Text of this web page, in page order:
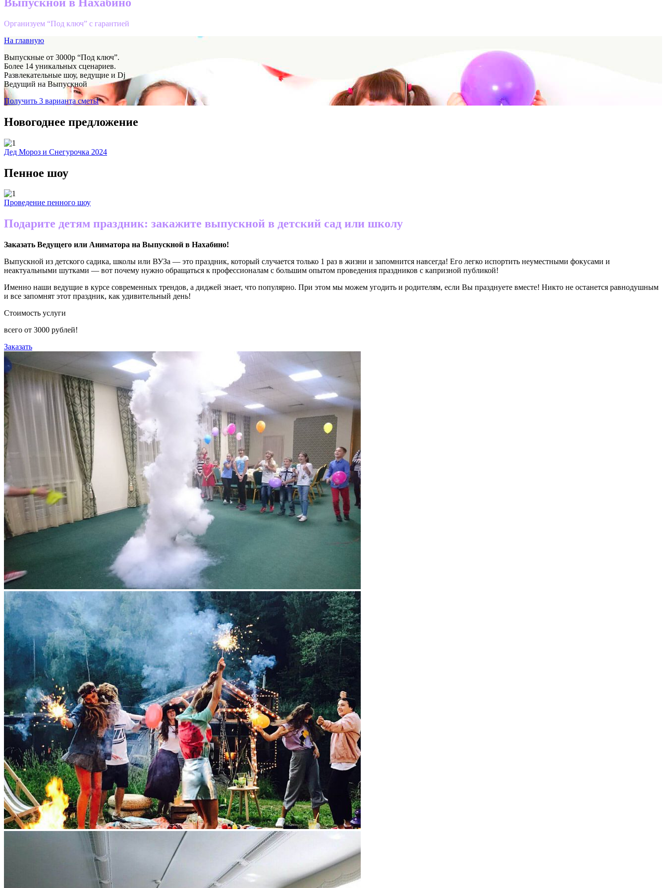
Организуем “Под ключ” с гарантией
На главную
Выпускные от 3000р “Под ключ”.
Более 14 уникальных сценариев.
Развлекательные шоу, ведущие и Dj
Ведущий на Выпускной
Получить 3 варианта сметы
Новогоднее предложение
Дед Мороз и Снегурочка 2024
Пенное шоу
Проведение пенного шоу
Подарите детям праздник: закажите выпускной в детский сад или школу
Заказать Ведущего или Аниматора на Выпускной в Нахабино!
Выпускной из детского садика, школы или ВУЗа — это праздник, который случается только 1 раз в жизни и запомнится навсегда! Его легко испортить неуместными фокусами и
неактуальными шутками — вот почему нужно обращаться к профессионалам с большим опытом проведения праздников с капризной публикой!
Именно наши ведущие в курсе современных трендов, а диджей знает, что популярно. При этом мы можем угодить и родителям, если Вы празднуете вместе! Никто не останется равнодушным
и все запомнят этот праздник, как удивительный день!
Стоимость услуги
всего от 3000 рублей!
Заказать